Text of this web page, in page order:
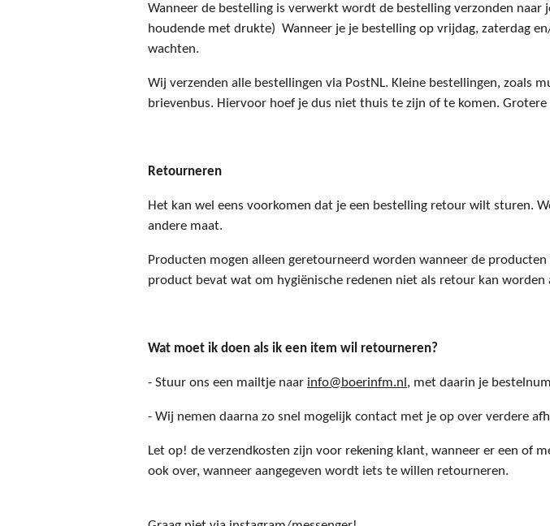
Wanneer de bestelling is verwerkt wordt de bestelling verzonden
houdende met drukte) Wanneer je je bestelling op vrijdag, zaterdag
wachten.
Wij verzenden alle bestellingen via PostNL. Kleine bestellingen, zoals
brievenbus. Hiervoor hoef je dus niet thuis te zijn of te komen.
Retourneren
Het kan wel eens voorkomen dat je een bestelling retour wilt sturen.
andere maat.
Producten mogen alleen geretourneerd worden wanneer de
product bevat wat om hygiënische redenen niet als retour kan worden
Wat moet ik doen als ik een item wil retourneren?
- Stuur ons een mailtje naar info@boerinfm.nl , met daarin je
- Wij nemen daarna zo snel mogelijk contact met je op over verdere
Let op! de verzendkosten zijn voor rekening klant, wanneer er een of
ook over, wanneer aangegeven wordt iets te willen retourneren.